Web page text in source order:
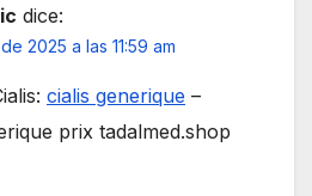
dice:
2025 a las 11:59 am
cialis generique –
prix tadalmed.shop